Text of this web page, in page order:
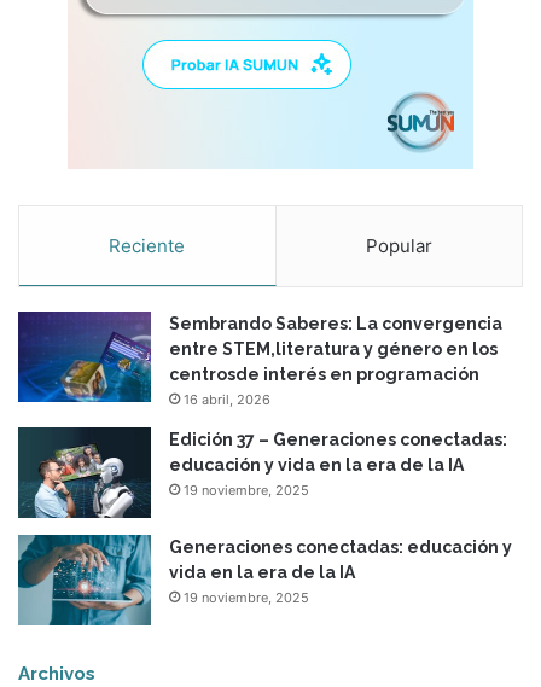
Reciente Popular
Sembrando Saberes: La convergencia
entre STEM,literatura y género en los
centrosde interés en programación
16 abril, 2026
Edición 37 – Generaciones conectadas:
educación y vida en la era de la IA
19 noviembre, 2025
Generaciones conectadas: educación y
vida en la era de la IA
19 noviembre, 2025
Archivos